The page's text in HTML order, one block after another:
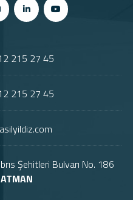
215 27 45
215 27 45
Şehitleri Bulvarı No. 186